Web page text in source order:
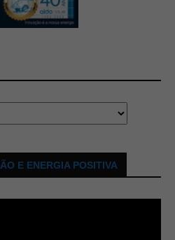
E ENERGIA POSITIVA